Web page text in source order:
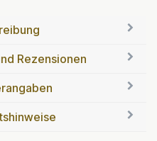
Rezensionen